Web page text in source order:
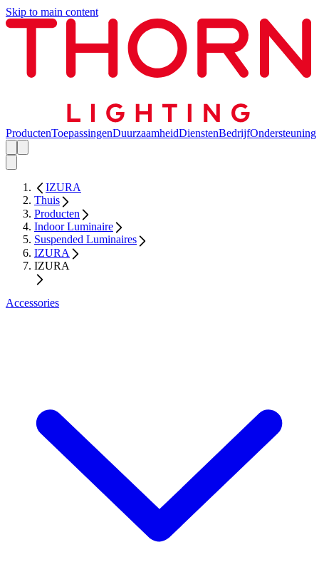
Skip to main content
ProductenToepassingenDuurzaamheidDienstenBedrijfOndersteuning
IZURA
Thuis
Producten
Indoor Luminaire
Suspended Luminaires
IZURA
IZURA
Accessories